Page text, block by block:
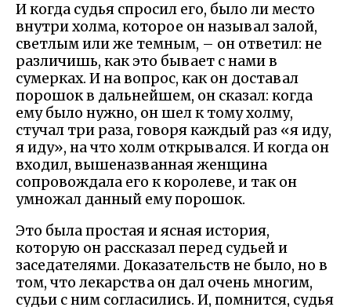
И когда судья спросил его, было ли место
внутри холма, которое он называл залой,
светлым или же темным, – он ответил: не
различишь, как это бывает с нами в
сумерках. И на вопрос, как он доставал
порошок в дальнейшем, он сказал: когда
ему было нужно, он шел к тому холму,
стучал три раза, говоря каждый раз «я иду,
я иду», на что холм открывался. И когда он
входил, вышеназванная женщина
сопровождала его к королеве, и так он
умножал данный ему порошок.
Это была простая и ясная история,
которую он рассказал перед судьей и
заседателями. Доказательств не было, но в
том, что лекарства он дал очень многим,
судьи с ним согласились. И, помнится, судья